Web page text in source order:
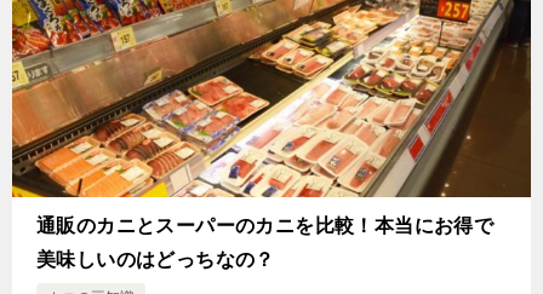
通販のカニとスーパーのカニを比較！本当にお得で
美味しいのはどっちなの？